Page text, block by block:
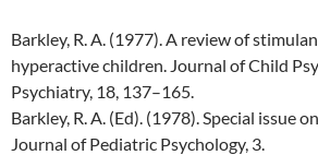
Barkley, R. A. (1977). A review of
hyperactive children. Journal of Child
Psychiatry, 18, 137–165.
Barkley, R. A. (Ed). (1978). Special issue
Journal of Pediatric Psychology, 3.